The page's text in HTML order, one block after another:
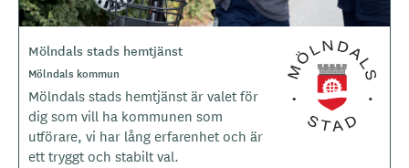
o
Mölndals stads hemtjänst
O
r
å
d
e
Mölndals kommun
Mölndals stads hemtjänst är valet för
dig som vill ha kommunen som
utförare, vi har lång erfarenhet och är
ett tryggt och stabilt val.